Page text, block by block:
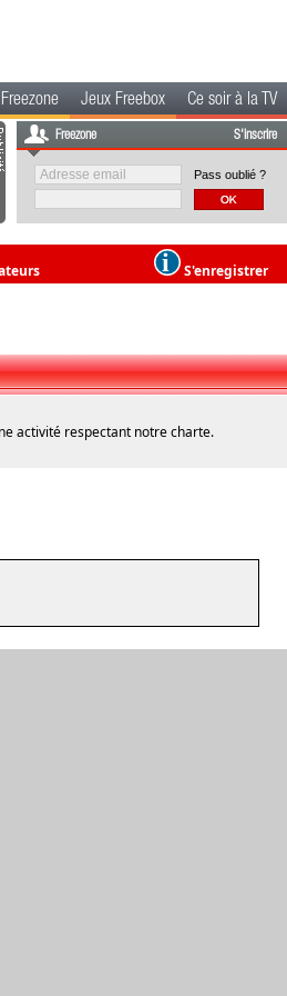
Freezone Jeux Freebox Ce soir à la TV
Freezone S'inscrire
Pass oublié ?
S'enregistrer
activité respectant notre charte.